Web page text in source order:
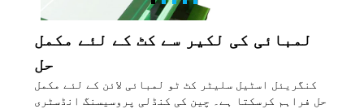
لمبائی کی لکیر سے کٹ کے لئے مکمل
حل
کنگریئل اسٹیل سلیٹر کٹ ٹو لمبائی لائن کے لئے مکمل
حل فراہم کرسکتا ہے۔ چین کی کنڈلی پروسیسنگ انڈسٹری